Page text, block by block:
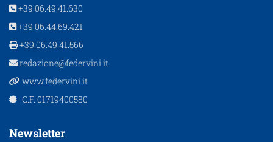
+39.06.49.41.630
+39.06.44.69.421
+39.06.49.41.566
redazione@federvini.it
www.federvini.it
C.F. 01719400580
Newsletter